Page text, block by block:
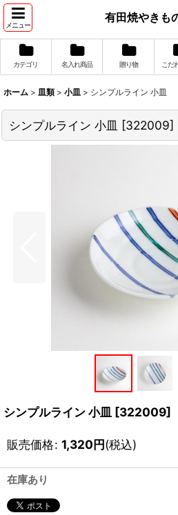
メニュー
有田焼やきも
カテゴリ 名入れ商品 贈り物 こだ
ホーム > 皿類 > 小皿 > シンプルライン 小皿
シンプルライン 小皿 [322009]
シンプルライン 小皿 [322009]
販売価格: 1,320円(税込)
在庫あり